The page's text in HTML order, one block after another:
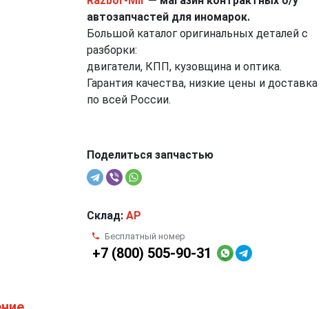
автозапчастей для иномарок.
Большой каталог оригинальных деталей с
разборки:
двигатели, КПП, кузовщина и оптика.
Гарантия качества, низкие цены и доставка
по всей России.
Поделиться запчастью
Склад: AP
Бесплатный номер
+7 (800) 505-90-31